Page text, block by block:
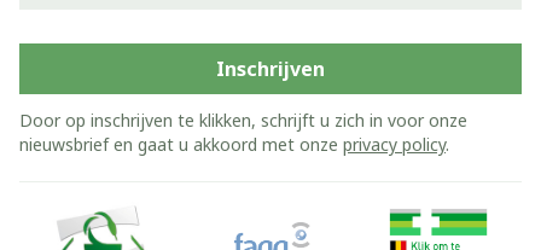
Inschrijven
Door op inschrijven te klikken, schrijft u zich in voor onze
nieuwsbrief en gaat u akkoord met onze privacy policy.